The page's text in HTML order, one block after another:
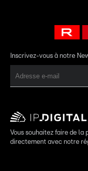
Inscrivez-vous à notre
Vous souhaitez faire de la
directement avec notre